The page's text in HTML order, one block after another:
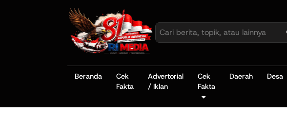
Beranda
Cek
Fakta
Advertorial
/ Iklan
Cek
Fakta
Daerah Desa